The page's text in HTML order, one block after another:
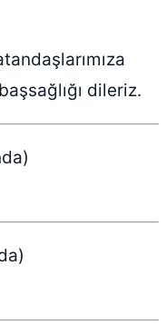
dileriz.